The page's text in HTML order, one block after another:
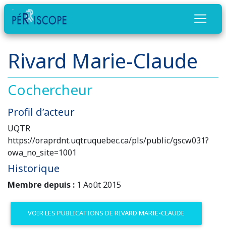
Rivard Marie-Claude
Cochercheur
Profil d’acteur
UQTR
https://oraprdnt.uqtr.uquebec.ca/pls/public/gscw031?
owa_no_site=1001
Historique
Membre depuis : 1 Août 2015
VOIR LES PUBLICATIONS DE RIVARD MARIE-CLAUDE